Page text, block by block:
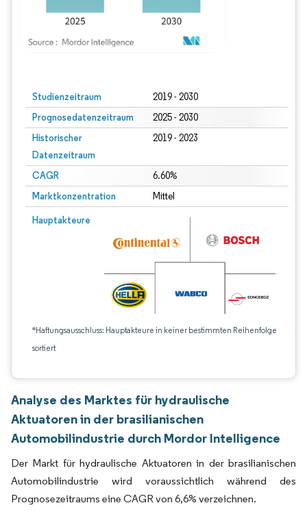
Studienzeitraum 2019 - 2030
Prognosedatenzeitraum 2025 - 2030
Historischer
Datenzeitraum
2019 - 2023
CAGR 6.60%
Marktkonzentration Mittel
Hauptakteure
*Haftungsausschluss: Hauptakteure in keiner bestimmten Reihenfolge
sortiert
Analyse des Marktes für hydraulische
Aktuatoren in der brasilianischen
Automobilindustrie durch Mordor Intelligence
Der Markt für hydraulische Aktuatoren in der brasilianischen
Automobilindustrie wird voraussichtlich während des
Prognosezeitraums eine CAGR von 6,6% verzeichnen.